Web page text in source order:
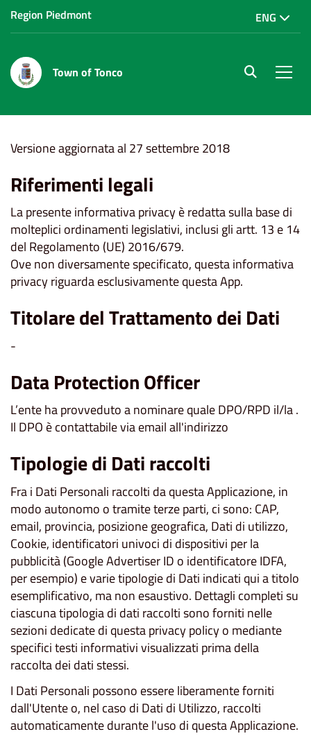
Region Piedmont ENG
Town of Tonco site.searc
Versione aggiornata al 27 settembre 2018
Riferimenti legali
La presente informativa privacy è redatta sulla base di
molteplici ordinamenti legislativi, inclusi gli artt. 13 e 14
del Regolamento (UE) 2016/679.
Ove non diversamente specificato, questa informativa
privacy riguarda esclusivamente questa App.
Titolare del Trattamento dei Dati
-
Data Protection Officer
L’ente ha provveduto a nominare quale DPO/RPD il/la .
Il DPO è contattabile via email all'indirizzo
Tipologie di Dati raccolti
Fra i Dati Personali raccolti da questa Applicazione, in
modo autonomo o tramite terze parti, ci sono: CAP,
email, provincia, posizione geografica, Dati di utilizzo,
Cookie, identificatori univoci di dispositivi per la
pubblicità (Google Advertiser ID o identificatore IDFA,
per esempio) e varie tipologie di Dati indicati qui a titolo
esemplificativo, ma non esaustivo. Dettagli completi su
ciascuna tipologia di dati raccolti sono forniti nelle
sezioni dedicate di questa privacy policy o mediante
specifici testi informativi visualizzati prima della
raccolta dei dati stessi.
I Dati Personali possono essere liberamente forniti
dall'Utente o, nel caso di Dati di Utilizzo, raccolti
automaticamente durante l'uso di questa Applicazione.